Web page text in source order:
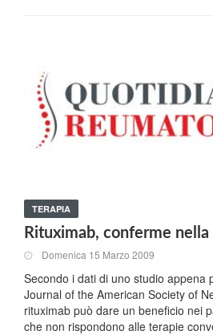
TERAPIA
Rituximab, conferme
Domenica 15 Marzo 2009
Secondo i dati di uno studio appena
Journal of the American Society of
rituximab può dare un beneficio nei
che non rispondono alle terapie